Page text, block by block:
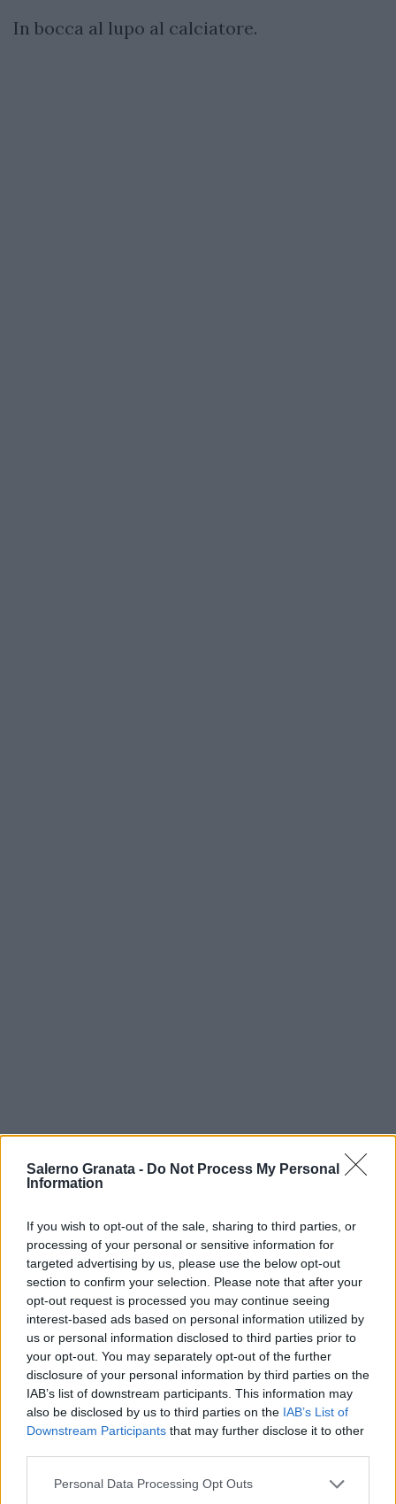
Salerno Granata - Do Not Process My Personal
Information
If you wish to opt-out of the sale, sharing to third parties, or
processing of your personal or sensitive information for
targeted advertising by us, please use the below opt-out
section to confirm your selection. Please note that after your
opt-out request is processed you may continue seeing
interest-based ads based on personal information utilized by
us or personal information disclosed to third parties prior to
your opt-out. You may separately opt-out of the further
disclosure of your personal information by third parties on the
IAB’s list of downstream participants. This information may
also be disclosed by us to third parties on the IAB’s List of
Downstream Participants that may further disclose it to other
Personal Data Processing Opt Outs
In bocca al lupo al calciatore.